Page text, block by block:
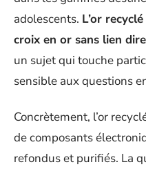
adolescents. L’or
croix en or sans lien
un sujet qui touche
sensible aux questions
Concrètement, l’or
de composants
refondus et purifiés. La